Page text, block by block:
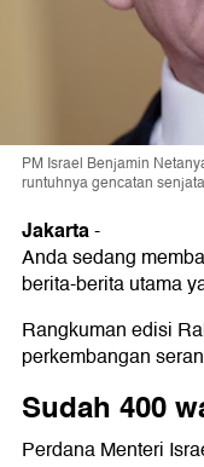
PM Israel Benjamin
runtuhnya gencatan
Jakarta-
Anda sedang
berita-berita utama
Rangkuman edisi
perkembangan
Sudah 400
Perdana Menteri